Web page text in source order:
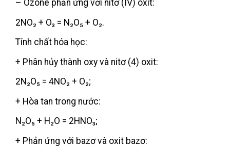
– Ozone phản ứng với nitơ (IV) oxit:
2NO₂ + O₃ = N₂O₅ + O₂.
Tính chất hóa học:
+ Phân hủy thành oxy và nitơ (4) oxit:
2N₂O₅ = 4NO₂ + O₂;
+ Hòa tan trong nước:
N₂O₅ + H₂O = 2HNO₃;
+ Phản ứng với bazơ và oxit bazơ: